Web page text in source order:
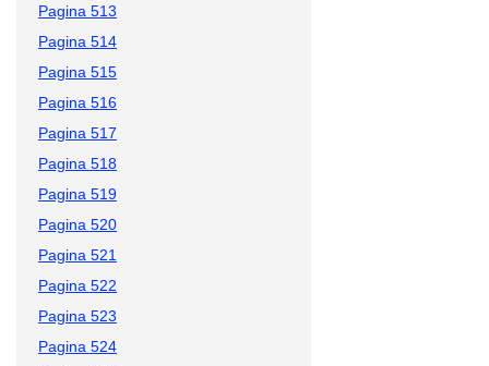
Pagina 513
Pagina 514
Pagina 515
Pagina 516
Pagina 517
Pagina 518
Pagina 519
Pagina 520
Pagina 521
Pagina 522
Pagina 523
Pagina 524